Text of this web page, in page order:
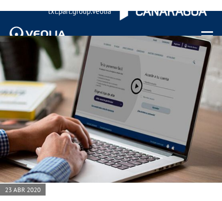
txt.part.group.veolia
Menu
23 ABR 2020